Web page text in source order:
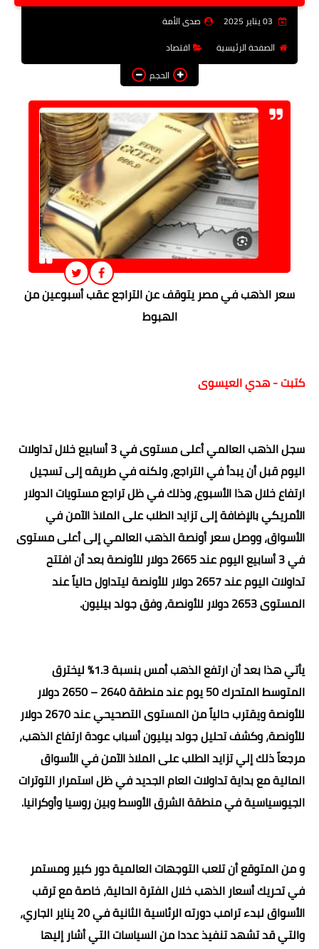
عربى ودولى
توك شو
آراء وتحليلات
المزيد
صدى الأمة
الصفحة الرئيسية
اقتصاد
الحجم
سعر الذهب في مصر يتوقف عن التراجع عقب أسبوعين من
الهبوط
كتبت - هدي العيسوى
سجل الذهب العالمي أعلى مستوى في 3 أسابيع خلال تداولات
اليوم قبل أن يبدأ في التراجع، ولكنه في طريقه إلى تسجيل
ارتفاع خلال هذا الأسبوع، وذلك في ظل تراجع مستويات الدولار
الأمريكي بالإضافة إلى تزايد الطلب على الملاذ الآمن في
الأسواق، ووصلسعر أونصة الذهب العالمي إلى أعلى مستوى
في 3 أسابيع اليوم عند 2665 دولار للأونصة بعد أن افتتح
تداولات اليوم عند 2657 دولار للأونصة ليتداول حالياً عند
المستوى 2653 دولار للأونصة، وفق جولد بيليون.
يأتي هذا بعد أن ارتفع الذهب أمس بنسبة 1.3% ليخترق
المتوسط المتحرك 50 يوم عند منطقة 2640 – 2650 دولار
للأونصة ويقترب حالياً من المستوى التصحيحي عند 2670 دولار
للأونصة، وكشف تحليل جولد بيليون أسباب عودة ارتفاع الذهب،
مرجعاً ذلك إلي تزايد الطلب على الملاذ الآمن في الأسواق
المالية مع بداية تداولات العام الجديد في ظل استمرار التوترات
الجيوسياسية في منطقة الشرق الأوسط وبين روسيا وأوكرانيا.
و من المتوقع أن تلعب التوجهات العالمية دور كبير ومستمر
في تحريك أسعار الذهب خلال الفترة الحالية، خاصة مع ترقب
الأسواق لبدء ترامب دورته الرئاسية الثانية في 20 يناير الجاري،
والتي قد تشهد تنفيذ عددا من السياسات التي أشار إليها